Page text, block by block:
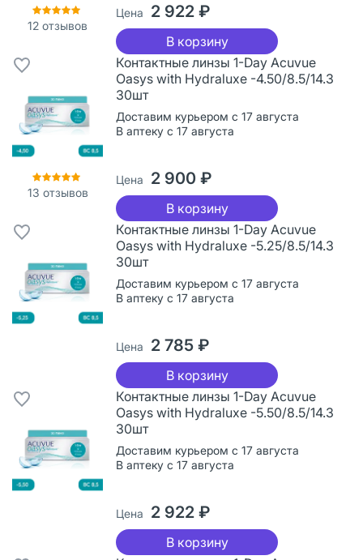
12 отзывов
Цена 2 922 ₽
В корзину
13 отзывов
Контактные линзы 1-Day Acuvue
Oasys with Hydraluxe -4.50/8.5/14.3
30шт
Доставим курьером с 17 августа
В аптеку с 17 августа
Цена 2 900 ₽
В корзину
Контактные линзы 1-Day Acuvue
Oasys with Hydraluxe -5.25/8.5/14.3
30шт
Доставим курьером с 17 августа
В аптеку с 17 августа
Цена 2 785 ₽
В корзину
Контактные линзы 1-Day Acuvue
Oasys with Hydraluxe -5.50/8.5/14.3
30шт
Доставим курьером с 17 августа
В аптеку с 17 августа
Цена 2 922 ₽
В корзину